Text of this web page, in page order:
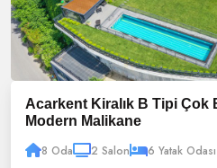
Acarkent Kiralık B Tipi Çok
Modern Malikane
8 Oda 2 Salon 6 Yatak Odası